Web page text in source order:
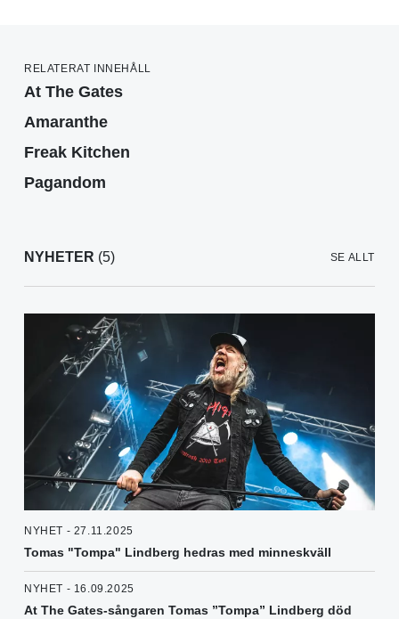
RELATERAT INNEHÅLL
At The Gates
Amaranthe
Freak Kitchen
Pagandom
NYHETER (5) SE ALLT
NYHET - 27.11.2025
Tomas "Tompa" Lindberg hedras med minneskväll
NYHET - 16.09.2025
At The Gates-sångaren Tomas ”Tompa” Lindberg död